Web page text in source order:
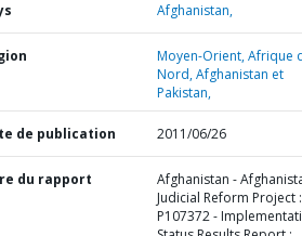
Afghanistan,
Moyen-Orient, Afrique
Nord, Afghanistan et
Pakistan,
de publication 2011/06/26
du rapport
Afghanistan -
Judicial Reform Project :
P107372 -